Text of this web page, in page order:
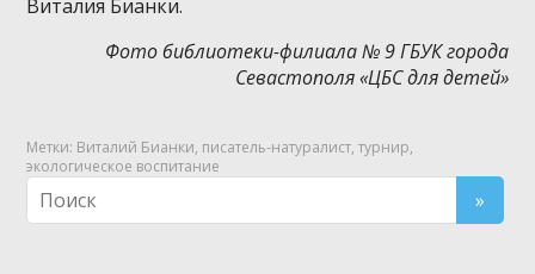
Виталия Бианки.
Фото библиотеки-филиала № 9 ГБУК города
Севастополя «ЦБС для детей»
Метки: Виталий Бианки, писатель-натуралист,турнир,
экологическое воспитание